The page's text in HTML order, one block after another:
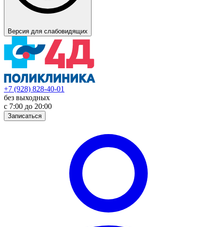
Версия для слабовидящих
+7 (928) 828-40-01
без выходных
с 7:00 до 20:00
Записаться